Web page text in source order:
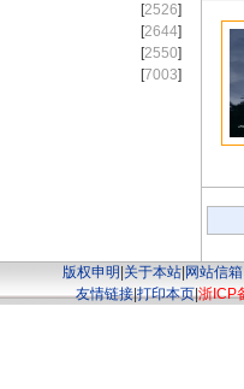
[2526]
[2644]
[2550]
[7003]
版权申明 关于本站 网站信箱
友情链接|打印本页|浙ICP